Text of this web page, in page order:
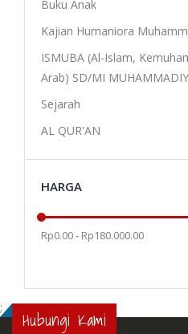
Buku Anak
Kajian Humaniora
ISMUBA (Al-Islam,
Arab) SD/MI
Sejarah
AL QUR'AN
HARGA
Rp0.00 - Rp180.000.00
; Hubungi Kami